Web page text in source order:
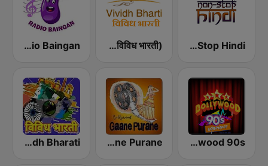
Non Stop Hindi
Vividh Bharti (विविध भारती)
Radio Baingan
Radio Retro Bollywood 90s
Bollywood Gaane Purane
AIR Vividh Bharati